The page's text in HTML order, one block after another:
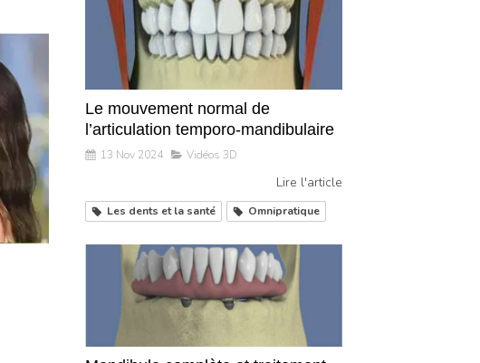
Le mouvement normal de
l’articulation temporo-mandibulaire
13 Nov 2024 Vidéos 3D
Lire l'article
Les dents et la santé Omnipratique